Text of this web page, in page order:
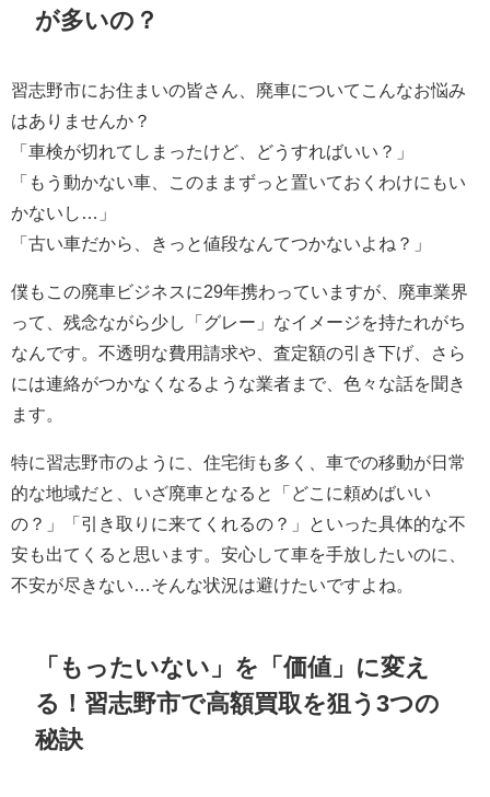
が多いの？
習志野市にお住まいの皆さん、廃車についてこんなお悩み
はありませんか？
「車検が切れてしまったけど、どうすればいい？」
「もう動かない車、このままずっと置いておくわけにもい
かないし…」
「古い車だから、きっと値段なんてつかないよね？」
僕もこの廃車ビジネスに29年携わっていますが、廃車業界
って、残念ながら少し「グレー」なイメージを持たれがち
なんです。不透明な費用請求や、査定額の引き下げ、さら
には連絡がつかなくなるような業者まで、色々な話を聞き
ます。
特に習志野市のように、住宅街も多く、車での移動が日常
的な地域だと、いざ廃車となると「どこに頼めばいい
の？」「引き取りに来てくれるの？」といった具体的な不
安も出てくると思います。安心して車を手放したいのに、
不安が尽きない…そんな状況は避けたいですよね。
「もったいない」を「価値」に変え
る！習志野市で高額買取を狙う3つの
秘訣